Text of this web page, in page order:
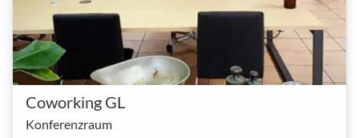
Coworking GL
Konferenzraum